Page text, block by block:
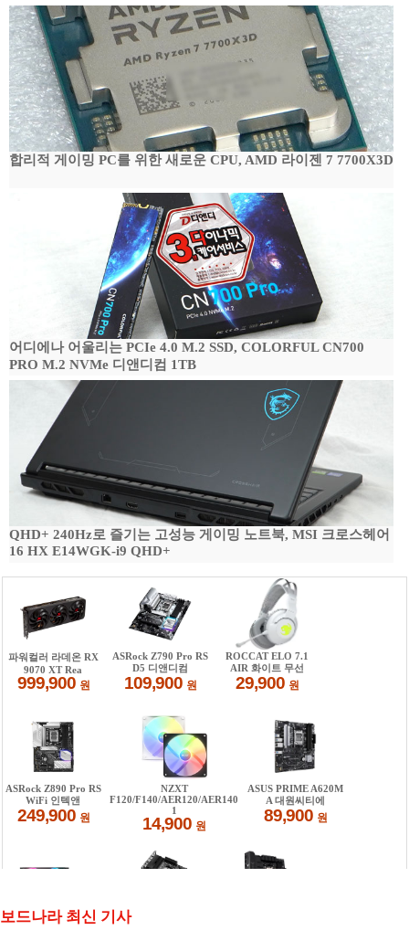
합리적 게이밍 PC를 위한 새로운 CPU, AMD 라이젠 7 7700X3D
어디에나 어울리는 PCIe 4.0 M.2 SSD, COLORFUL CN700
PRO M.2 NVMe 디앤디컴 1TB
QHD+ 240Hz로 즐기는 고성능 게이밍 노트북, MSI 크로스헤어
16 HX E14WGK-i9 QHD+
보드나라 최신 기사